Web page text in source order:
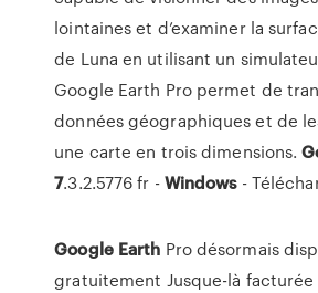
lointaines et d’examiner la
de Luna en utilisant un
Google Earth Pro permet de
données géographiques et de
une carte en trois dimensions.
7.3.2.5776 fr -Windows-
Google Earth Pro désormais
gratuitement Jusque-là facturée